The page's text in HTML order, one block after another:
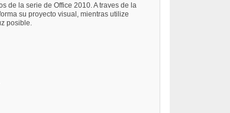
de la serie de Office 2010. A traves de la
su proyecto visual, mientras utilize
posible.